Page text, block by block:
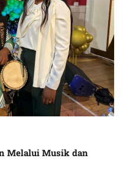
Melalui Musik dan